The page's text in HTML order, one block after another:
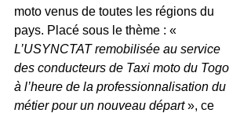
moto venus de toutes les régions du
pays. Placé sous le thème : «
L’USYNCTAT remobilisée au service
des conducteurs de Taxi moto du Togo
à l’heure de la professionnalisation du
métier pour un nouveau départ », ce